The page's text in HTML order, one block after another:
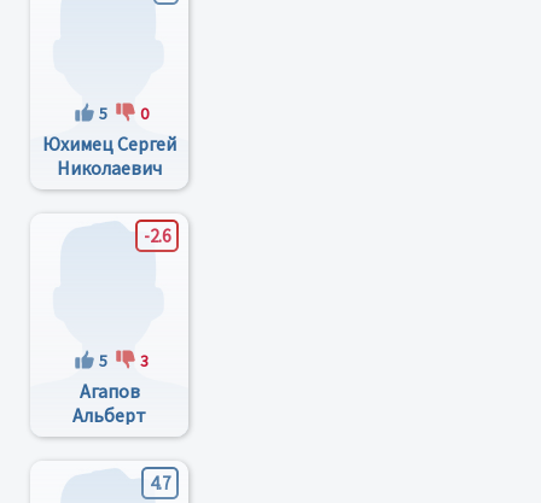
5 0
Юхимец Сергей
Николаевич
-2.6
5 3
Агапов
Альберт
Иванович
4.7